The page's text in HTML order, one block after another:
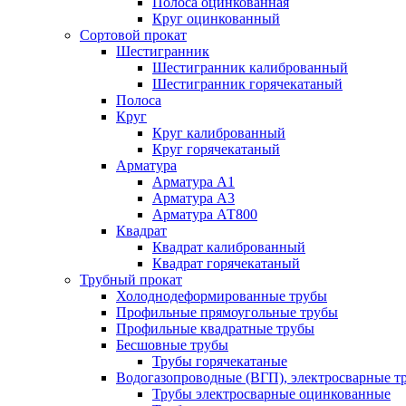
Круг оцинкованный
Сортовой прокат
Шестигранник
Шестигранник калиброванный
Шестигранник горячекатаный
Полоса
Круг
Круг калиброванный
Круг горячекатаный
Арматура
Арматура А1
Арматура А3
Арматура АТ800
Квадрат
Квадрат калиброванный
Квадрат горячекатаный
Трубный прокат
Холоднодеформированные трубы
Профильные прямоугольные трубы
Профильные квадратные трубы
Бесшовные трубы
Трубы горячекатаные
Водогазопроводные (ВГП), электросварные
Трубы электросварные оцинкованные